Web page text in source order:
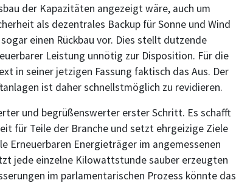
der Kapazitäten angezeigt wäre, auch um
als dezentrales Backup für Sonne und Wind
einen Rückbau vor. Dies stellt dutzende
Leistung unnötig zur Disposition. Für die
in seiner jetzigen Fassung faktisch das Aus. Der
ist daher schnellstmöglich zu revidieren.
und begrüßenswerter erster Schritt. Es schafft
für Teile der Branche und setzt ehrgeizige Ziele
Erneuerbaren Energieträger im angemessenen
jede einzelne Kilowattstunde sauber erzeugten
im parlamentarischen Prozess könnte das